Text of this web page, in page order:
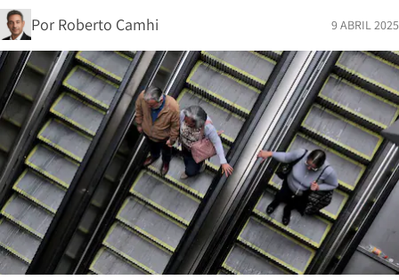
Por Roberto Camhi 9 ABRIL 2025